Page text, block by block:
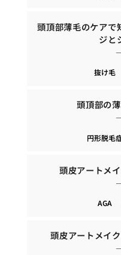
頭頂部薄毛のケアで
ジと
抜け毛
頭頂部の
円形脱毛
頭皮アートメ
AGA
頭皮アートメイ